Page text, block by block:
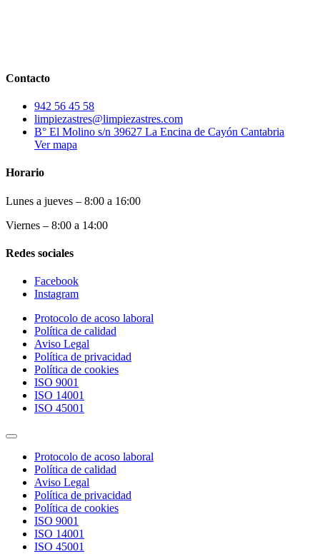
Contacto
942 56 45 58
limpiezastres@limpiezastres.com
B° El Molino s/n 39627 La Encina de Cayón Cantabria
Ver mapa
Horario
Lunes a jueves – 8:00 a 16:00
Viernes – 8:00 a 14:00
Redes sociales
Facebook
Instagram
Protocolo de acoso laboral
Política de calidad
Aviso Legal
Política de privacidad
Política de cookies
ISO 9001
ISO 14001
ISO 45001
Protocolo de acoso laboral
Política de calidad
Aviso Legal
Política de privacidad
Política de cookies
ISO 9001
ISO 14001
ISO 45001